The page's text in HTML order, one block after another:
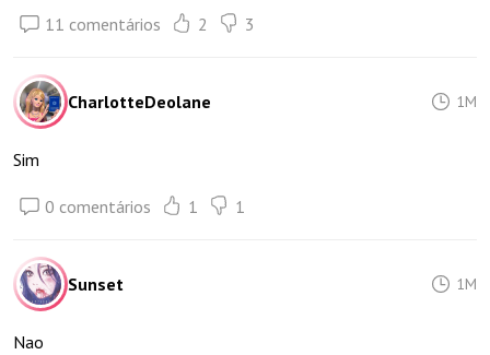
11 comentários 2 3
CharlotteDeolane 1M
Sim
0 comentários 1 1
Sunset 1M
Nao